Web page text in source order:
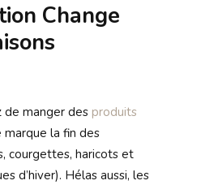
Change
de manger des produits
marque la fin des
courgettes, haricots et
d’hiver). Hélas aussi, les